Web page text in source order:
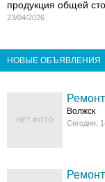
продукция общей
23/04/2026
НОВЫЕ ОБЪЯВЛЕНИЯ
НЕТ ФОТО
Волжск
Сегодня,